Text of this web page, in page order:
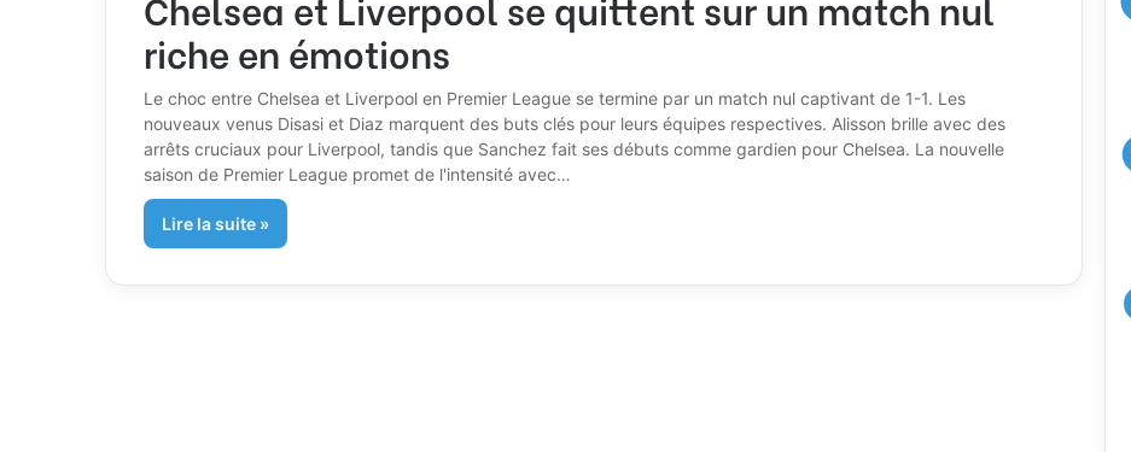
riche en émotions
Le choc entre Chelsea et Liverpool en Premier League se termine par un match nul captivant de 1-1. Les
nouveaux venus Disasi et Diaz marquent des buts clés pour leurs équipes respectives. Alisson brille avec des
arrêts cruciaux pour Liverpool, tandis que Sanchez fait ses débuts comme gardien pour Chelsea. La nouvelle
saison de Premier League promet de l'intensité avec…
Lire la suite »